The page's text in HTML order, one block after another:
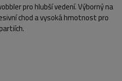
pro hlubší vedení. Výborný na
chod a vysoká hmotnost pro